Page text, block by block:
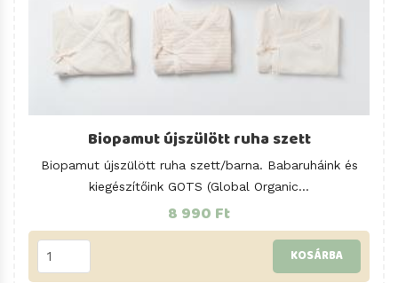
Biopamut újszülött ruha szett
Biopamut újszülött ruha szett/barna. Babaruháink és
kiegészítőink GOTS (Global Organic...
8 990 Ft
KOSÁRBA